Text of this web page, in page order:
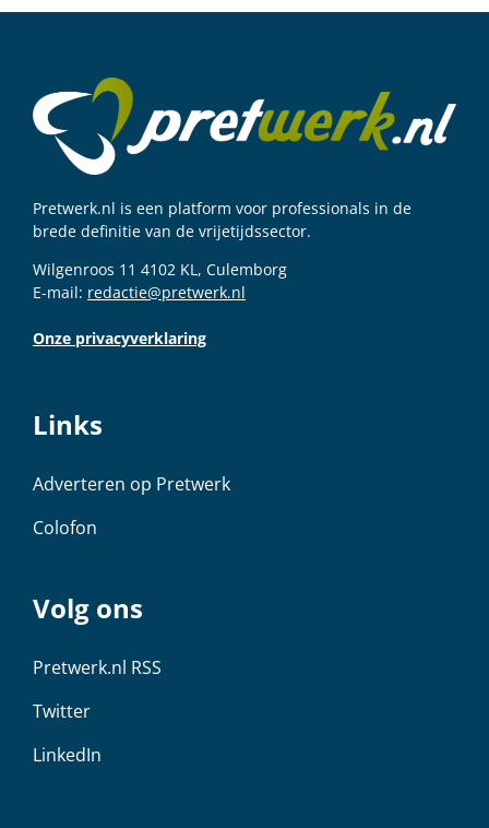
Pretwerk.nl is een platform voor professionals in de
brede definitie van de vrijetijdssector.
Wilgenroos 11 4102 KL, Culemborg
E-mail: redactie@pretwerk.nl
Onze privacyverklaring
Links
Adverteren op Pretwerk
Colofon
Volg ons
Pretwerk.nl RSS
Twitter
LinkedIn